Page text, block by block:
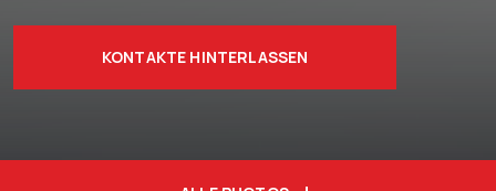
KONTAKTE HINTERLASSEN